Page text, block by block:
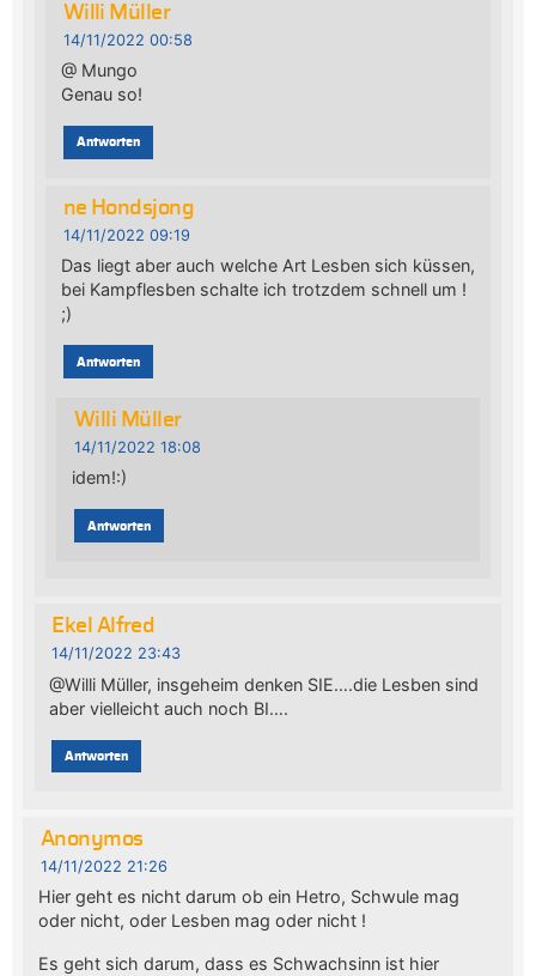
Willi Müller
14/11/2022 00:58
@ Mungo
Genau so!
Antworten
ne Hondsjong
14/11/2022 09:19
Das liegt aber auch welche Art Lesben sich küssen,
bei Kampflesben schalte ich trotzdem schnell um !
;)
Antworten
Willi Müller
14/11/2022 18:08
idem!:)
Antworten
Ekel Alfred
14/11/2022 23:43
@Willi Müller, insgeheim denken SIE….die Lesben sind
aber vielleicht auch noch BI….
Antworten
Anonymos
14/11/2022 21:26
Hier geht es nicht darum ob ein Hetro, Schwule mag
oder nicht, oder Lesben mag oder nicht !
Es geht sich darum, dass es Schwachsinn ist hier